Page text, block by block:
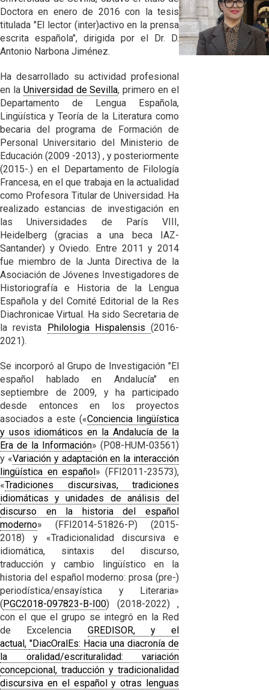
ORTOGRAFÍA Y
PRONUNCIACIÓN
DEL ANDALUZ
GRAMÁTICA DEL
ANDALUZ
EL LÉXICO EN
ANDALUCÍA
HISTORIA DE LA
GRAMÁTICA
ANDALUZA
HISTORIA
FONOLOGÍA
HISTÓRICAS
HISTORIA DEL
LÉXICO
MORFOSINTAXIS
HISTÓRICA
DESCRIPCIÓN
DEL ANDALUZ /
GENERAL
DESCRIPCIÓN
DEL ANDALUZ /
FONÉTICA Y
FONOLOGÍA
DESCRIPCIÓN
DEL ANDALUZ /
MORFOSINTAXIS
DESCRIPCIÓN
DEL ANDALUZ /
LÉXICO
Doctora en enero de 2016 con la tesis
titulada "El lector (inter)activo en la prensa
escrita española", dirigida por el Dr. D.
Antonio Narbona Jiménez.
Ha desarrollado su actividad profesional
en la Universidad de Sevilla, primero en el
Departamento de Lengua Española,
Lingüística y Teoría de la Literatura como
becaria del programa de Formación de
Personal Universitario del Ministerio de
Educación (2009 -2013) , y posteriormente
(2015-.) en el Departamento de Filología
Francesa, en el que trabaja en la actualidad
como Profesora Titular de Universidad. Ha
realizado estancias de investigación en
las Universidades de París VIII,
Heidelberg (gracias a una beca IAZ-
Santander) y Oviedo. Entre 2011 y 2014
fue miembro de la Junta Directiva de la
Asociación de Jóvenes Investigadores de
Historiografía e Historia de la Lengua
Española y del Comité Editorial de la Res
Diachronicae Virtual. Ha sido Secretaria de
la revista Philologia Hispalensis (2016-
2021).
Se incorporó al Grupo de Investigación "El
español hablado en Andalucía" en
septiembre de 2009, y ha participado
desde entonces en los proyectos
asociados a este («Conciencia lingüística
y usos idiomáticos en la Andalucía de la
Era de la Información» (P08-HUM-03561)
y «Variación y adaptación en la interacción
lingüística en español» (FFI2011-23573),
«Tradiciones discursivas, tradiciones
idiomáticas y unidades de análisis del
discurso en la historia del español
moderno» (FFI2014-51826-P) (2015-
2018) y «Tradicionalidad discursiva e
idiomática, sintaxis del discurso,
traducción y cambio lingüístico en la
historia del español moderno: prosa (pre-)
periodística/ensayística y Literaria»
(PGC2018-097823-B-I00) (2018-2022) ,
con el que el grupo se integró en la Red
de Excelencia GREDISOR, y el
actual, "DiacOralEs: Hacia una diacronía de
la oralidad/escrituralidad: variación
concepcional, traducción y tradicionalidad
discursiva en el español y otras lenguas